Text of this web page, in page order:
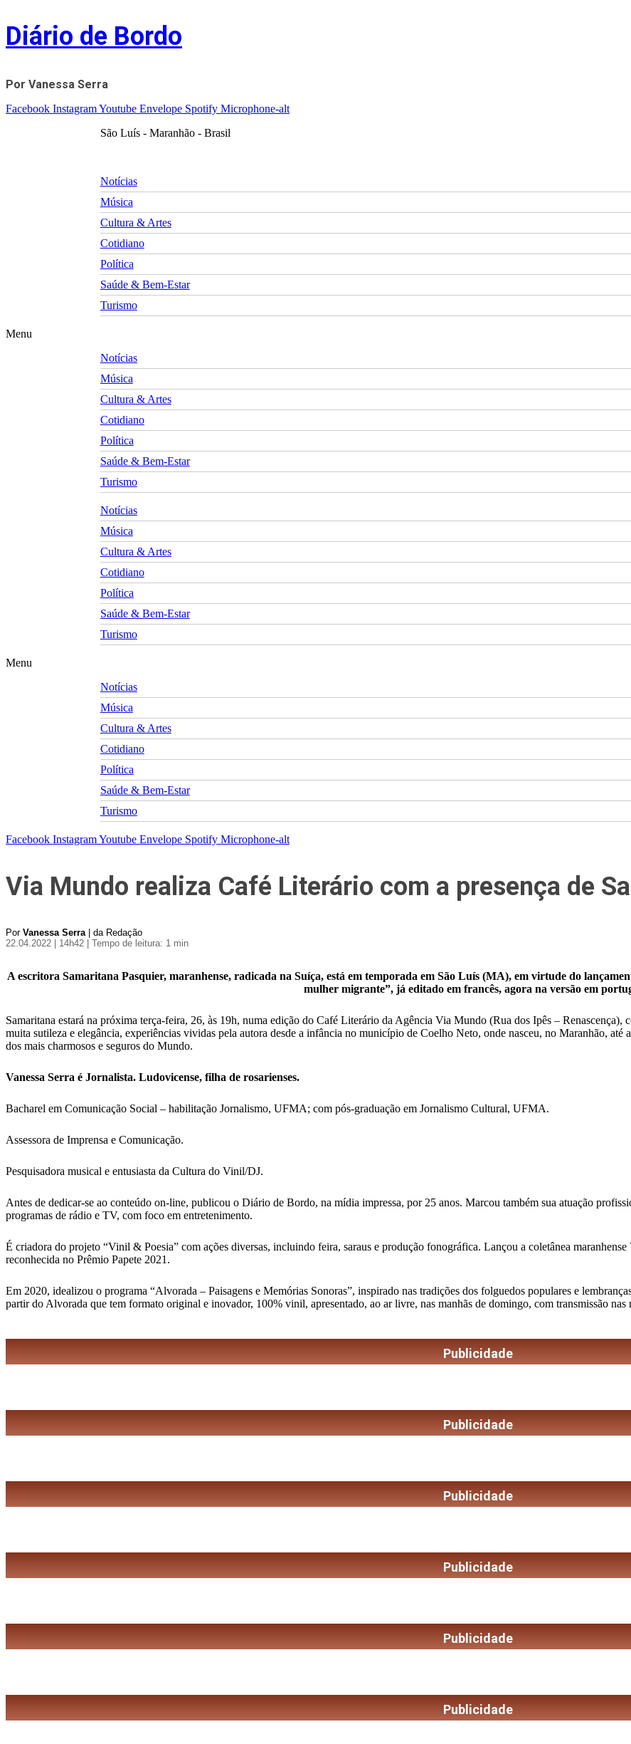
Skip
to
content
Diário de Bordo
Por Vanessa Serra
Facebook InstagramYoutube Envelope Spotify Microphone-alt
São Luís - Maranhão - Brasil
Notícias
Música
Cultura & Artes
Cotidiano
Política
Saúde & Bem-Estar
Turismo
Menu
Notícias
Música
Cultura & Artes
Cotidiano
Política
Saúde & Bem-Estar
Turismo
Notícias
Música
Cultura & Artes
Cotidiano
Política
Saúde & Bem-Estar
Turismo
Menu
Notícias
Música
Cultura & Artes
Cotidiano
Política
Saúde & Bem-Estar
Turismo
Facebook InstagramYoutube Envelope Spotify Microphone-alt
Via Mundo realiza Café Literário com a presença de
Por Vanessa Serra| da Redação
22.04.2022 | 14h42
| Tempo de leitura: 1 min
A escritora Samaritana Pasquier, maranhense, radicada na Suíça, está em temporada em São Luís (MA), em virtude do
mulher migrante”, já editado em francês, agora na versão em
Samaritana estará na próxima terça-feira, 26, às 19h, numa edição do Café Literário da Agência Via Mundo (Rua dos Ipês – Renascença),
muita sutileza e elegância, experiências vividas pela autora desde a infância no município de Coelho Neto, onde nasceu, no Maranhão,
dos mais charmosos e seguros do Mundo.
Vanessa Serra é Jornalista. Ludovicense, filha de rosarienses.
Bacharel em Comunicação Social – habilitação Jornalismo, UFMA; com pós-graduação em Jornalismo Cultural, UFMA.
Assessora de Imprensa e Comunicação.
Pesquisadora musical e entusiasta da Cultura do Vinil/DJ.
Antes de dedicar-se ao conteúdo on-line, publicou o Diário de Bordo, na mídia impressa, por 25 anos. Marcou também sua atuação
programas de rádio e TV, com foco em entretenimento.
É criadora do projeto “Vinil & Poesia” com ações diversas, incluindo feira, saraus e produção fonográfica. Lançou a coletânea
reconhecida no Prêmio Papete 2021.
Em 2020, idealizou o programa “Alvorada – Paisagens e Memórias Sonoras”, inspirado nas tradições dos folguedos populares e
partir do Alvorada que tem formato original e inovador, 100% vinil, apresentado, ao ar livre, nas manhãs de domingo, com transmissão
Publicidade
Publicidade
Publicidade
Publicidade
Publicidade
Publicidade